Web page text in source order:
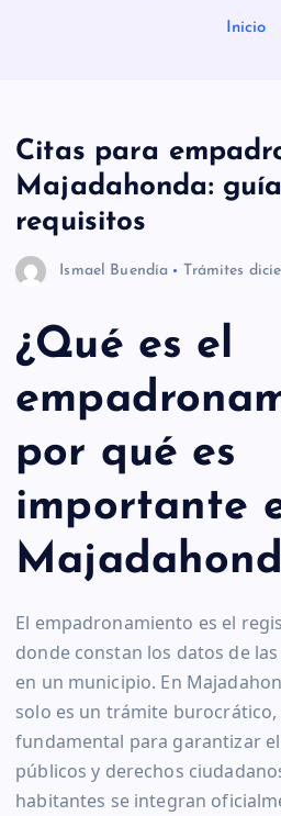
Inicio
Citas para
Majadahonda:
requisitos
Ismael Buendía Trámites
¿Qué es el
por qué es
importante
El empadronamiento es el
donde constan los datos de
en un municipio. En
solo es un trámite
fundamental para garantizar
públicos y derechos
habitantes se integran